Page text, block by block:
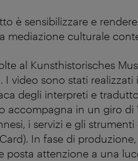
è sensibilizzare e
mediazione culturale
al Kunsthistorisches
I video sono stati
degli interpreti e
accompagna in un giro di
i servizi e gli
In fase di
posta attenzione a una